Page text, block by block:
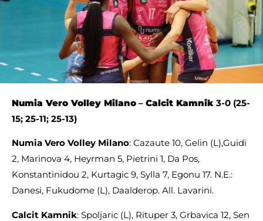
Numia Vero Volley Milano – Calcit Kamnik 3-0 (25-
15; 25-11; 25-13)
Numia Vero Volley Milano: Cazaute 10, Gelin (L),Guidi
2, Marinova 4, Heyrman 5, Pietrini 1, Da Pos,
Konstantinidou 2, Kurtagic 9, Sylla 7, Egonu 17. N.E.:
Danesi, Fukudome (L), Daalderop. All. Lavarini.
Calcit Kamnik: Spoljaric (L), Rituper 3, Grbavica 12, Sen